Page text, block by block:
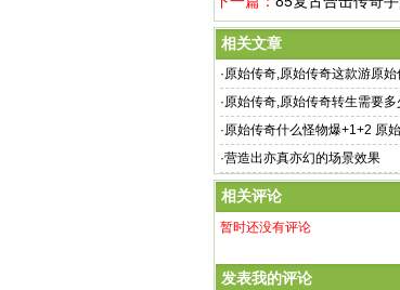
相关文章
·原始传奇,原始传奇这款游原
能熟家喻户
·原始传奇,原始传奇转生需要多
·原始传奇什么怪物爆+1+2 原
·营造出亦真亦幻的场景效果
相关评论
暂时还没有评论
发表我的评论